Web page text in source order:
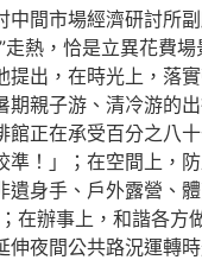
中間市場經濟研討所
走熱，恰是立異花費
提出，在時光上，落
期親子游、清冷游的
館正在承受百分之八
準！」；在空間上，
遺身手、戶外露營、
；在辦事上，和諧各方
伸夜間公共路況運轉時